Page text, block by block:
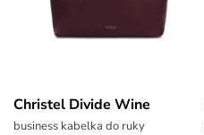
Christel Divide Wine
business kabelka do ruky